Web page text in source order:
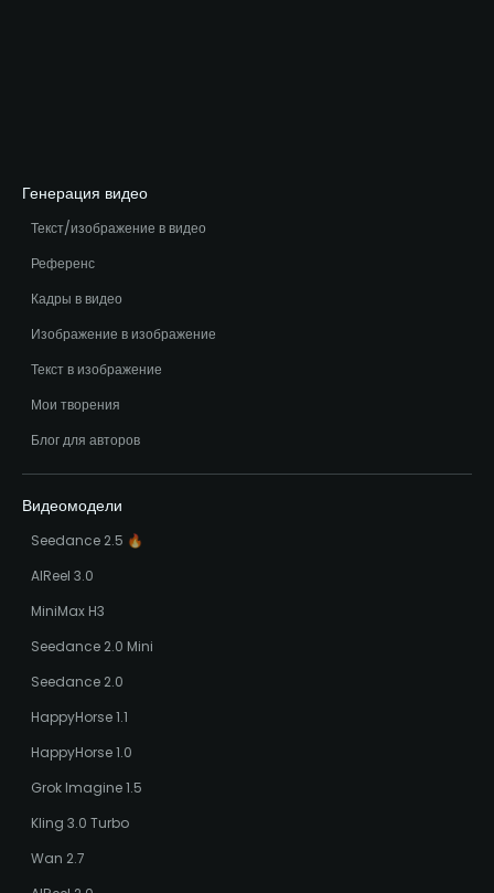
Генерация видео
Текст/изображение в видео
Референс
Кадры в видео
Изображение в изображение
Текст в изображение
Мои творения
Блог для авторов
Видеомодели
Seedance 2.5 🔥
AIReel 3.0
MiniMax H3
Seedance 2.0 Mini
Seedance 2.0
HappyHorse 1.1
HappyHorse 1.0
Grok Imagine 1.5
Kling 3.0 Turbo
Wan 2.7